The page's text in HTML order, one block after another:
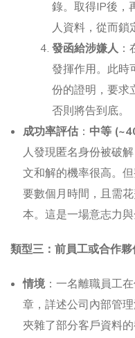
錄。取得IP後，
人資料，從而鎖
發函給涉嫌人
發揮作用。此時
份的證明，要求
否則將告到底。
成功率評估 ： 中等
人發現匿名身份被破
文和解的機率很高。
要數個月時間，且需
本。這是一場意志力與
類型三：前員工或合作
情境：一名離職員工
章，詳述公司內部管
夾雜了部分客戶資料